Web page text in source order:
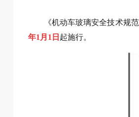
《机动车玻璃安全技术规
年1月1日 起施行。